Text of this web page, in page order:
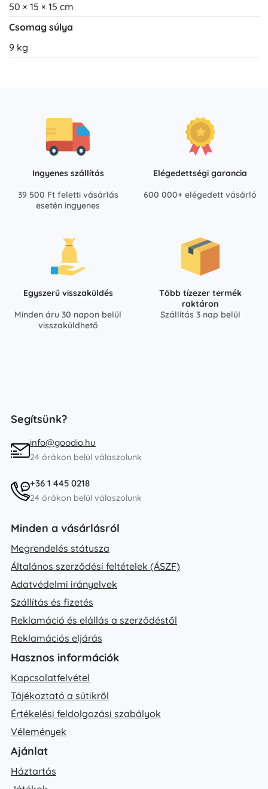
50 × 15 × 15 cm
Csomag súlya
9 kg
Ingyenes szállítás
39 500 Ft feletti vásárlás
esetén ingyenes
Elégedettségi garancia
600 000+ elégedett vásárló
Egyszerű visszaküldés
Minden áru 30 napon belül
visszaküldhető
Több tízezer termék
raktáron
Szállítás 3 nap belül
Segítsünk?
info@goodio.hu
24 órákon belül válaszolunk
+36 1 445 0218
24 órákon belül válaszolunk
Minden a vásárlásról
Megrendelés státusza
Általános szerződési feltételek (ÁSZF)
Adatvédelmi irányelvek
Szállítás és fizetés
Reklamáció és elállás a szerződéstől
Reklamációs eljárás
Hasznos információk
Kapcsolatfelvétel
Tájékoztató a sütikről
Értékelési feldolgozási szabályok
Vélemények
Ajánlat
Háztartás